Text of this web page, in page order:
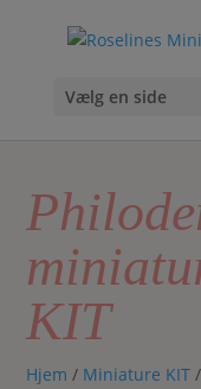
Vælg en side
KIT
Hjem / Miniature KIT /